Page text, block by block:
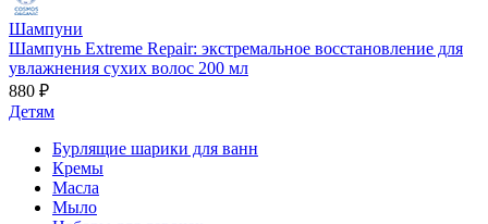
Шампуни
Шампунь Extreme Repair: экстремальное восстановление для
увлажнения сухих волос 200 мл
880 ₽
Детям
Бурлящие шарики для ванн
Кремы
Масла
Мыло